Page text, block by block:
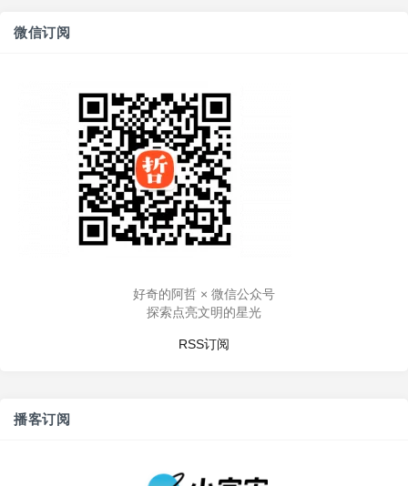
微信订阅
好奇的阿哲 × 微信公众号
探索点亮文明的星光
RSS订阅
播客订阅